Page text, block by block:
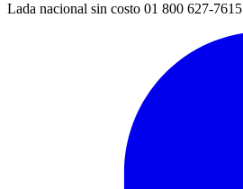
Lada nacional sin costo 01 800 627-7615